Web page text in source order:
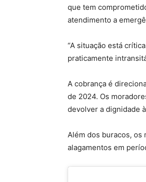
que tem
atendimento a
“A situação está
praticamente
A cobrança é
de 2024. Os
devolver a dignidade
Além dos buracos, os
alagamentos em